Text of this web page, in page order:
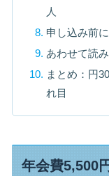
人
申し込み前
あわせて読
まとめ：円
れ目
年会費5,500